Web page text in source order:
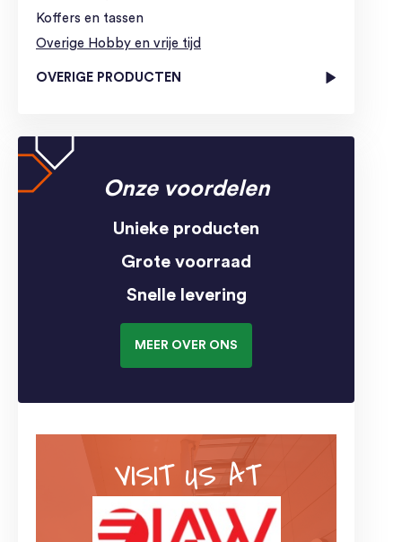
Koffers en tassen
Overige Hobby en vrije tijd
OVERIGE PRODUCTEN
Onze voordelen
Unieke producten
Grote voorraad
Snelle levering
MEER OVER ONS
VISIT US AT